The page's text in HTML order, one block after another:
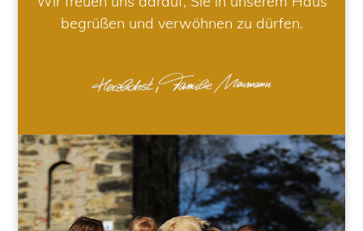
begrüßen und verwöhnen zu dürfen.